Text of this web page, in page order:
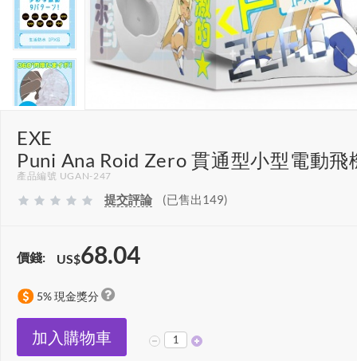
EXE
Puni Ana Roid Zero 貫通型小型電動飛
產品編號 UGAN-247
提交評論 (已售出149)
價錢: US$68.04
5% 現金獎分
加入購物車